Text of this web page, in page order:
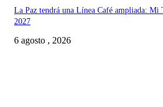
La Paz tendrá una Línea Café ampliada:
2027
6 agosto , 2026